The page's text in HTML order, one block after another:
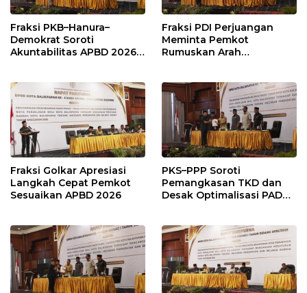
Fraksi PKB–Hanura–
Demokrat Soroti
Akuntabilitas APBD 2026
Modal
Fraksi PDI Perjuangan
Meminta Pemkot
Rumuskan Arah
Penyangga IKN
Fraksi Golkar Apresiasi
Langkah Cepat Pemkot
Sesuaikan APBD 2026
PKS–PPP Soroti
Pemangkasan TKD dan
Desak Optimalisasi PAD